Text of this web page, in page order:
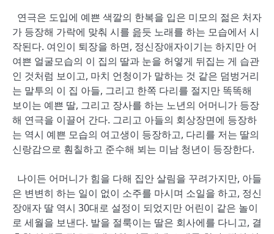
연극은 도입에 예쁜 색깔의 한복을 입은 미모의 젊은 처자
가 등장해 가락에 맞춰 시를 읊듯 노래를 하는 모습에서 시
작된다. 여인이 퇴장을 하면, 정신장애자이기는 하지만 어
여쁜 얼굴모습의 이 집의 딸과 눈을 허옇게 뒤집는 게 습관
인 것처럼 보이고, 마치 언청이가 말하는 것 같은 덤벙거리
는 말투의 이 집 아들, 그리고 한쪽 다리를 절지만 똑똑해
보이는 예쁜 딸, 그리고 장사를 하는 노년의 어머니가 등장
해 연극을 이끌어 간다. 그리고 아들의 회상장면에 등장하
는 역시 예쁜 모습의 여고생이 등장하고, 다리를 저는 딸의
신랑감으로 훤칠하고 준수해 뵈는 미남 청년이 등장한다.
나이든 어머니가 힘을 다해 집안 살림을 꾸려가지만, 아들
은 변변히 하는 일이 없이 소주를 마시며 소일을 하고, 정신
장애자 딸 역시 30대로 설정이 되었지만 어린이 같은 놀이
로 세월을 보낸다. 발을 절룩이는 딸은 회사에를 다니고, 결